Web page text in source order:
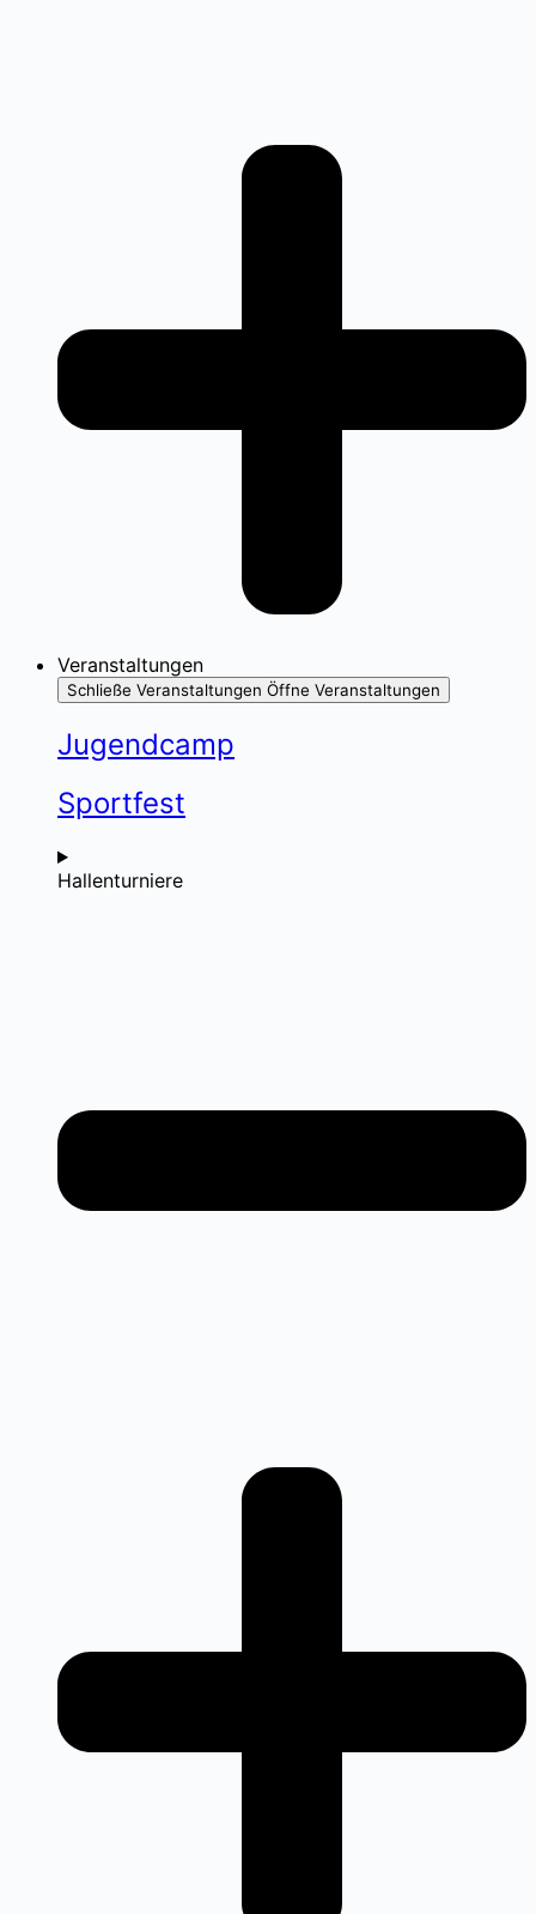
Veranstaltungen
Schließe Veranstaltungen Öffne Veranstaltungen
Jugendcamp
Sportfest
Hallenturniere